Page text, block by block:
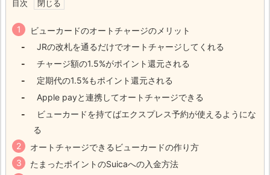
目次
ビューカードのオートチャージのメリット
JRの改札を通るだけでオートチャージしてくれる
チャージ額の1.5%がポイント還元される
定期代の1.5%もポイント還元される
Apple payと連携してオートチャージできる
ビューカードを持てばエクスプレス予約が使えるようにな
る
オートチャージできるビューカードの作り方
たまったポイントのSuicaへの入金方法